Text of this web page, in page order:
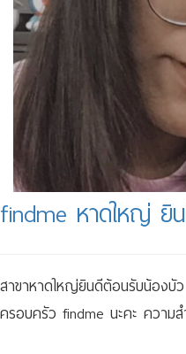
findme หาดใหญ่ ยิ
สาขาหาดใหญ่ยินดีต้อนรับน้องบั
ครอบครัว findme นะคะ ความส